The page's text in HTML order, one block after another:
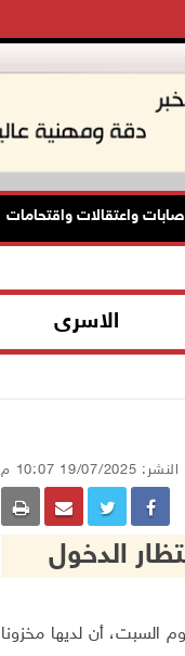
واعتقالات واقتحامات
الاسرى
07/2025 10:07 م
اليوم السبت، أن لديها مخزونا